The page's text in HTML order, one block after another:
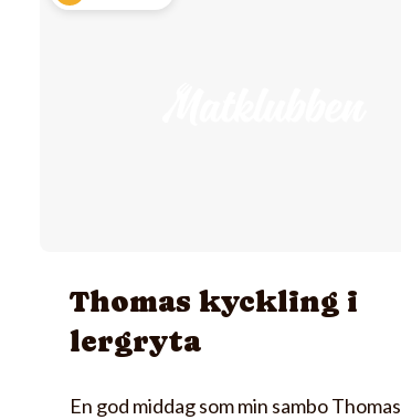
Thomas kyckling i
lergryta
En god middag som min sambo Thomas